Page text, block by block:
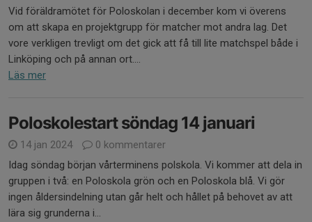
Vid föräldramötet för Poloskolan i december kom vi överens
om att skapa en projektgrupp för matcher mot andra lag. Det
vore verkligen trevligt om det gick att få till lite matchspel både i
Linköping och på annan ort....
Läs mer
Poloskolestart söndag 14 januari
14 jan 2024
0 kommentarer
Idag söndag början vårterminens polskola. Vi kommer att dela in
gruppen i två: en Poloskola grön och en Poloskola blå. Vi gör
ingen åldersindelning utan går helt och hållet på behovet av att
lära sig grunderna i...